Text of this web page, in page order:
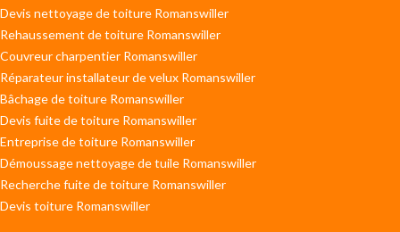
Devis nettoyage de toiture Romanswiller
Rehaussement de toiture Romanswiller
Couvreur charpentier Romanswiller
Réparateur installateur de velux Romanswiller
Bâchage de toiture Romanswiller
Devis fuite de toiture Romanswiller
Entreprise de toiture Romanswiller
Démoussage nettoyage de tuile Romanswiller
Recherche fuite de toiture Romanswiller
Devis toiture Romanswiller